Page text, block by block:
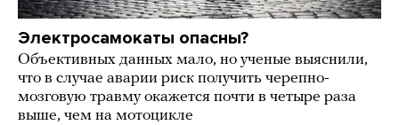
Электросамокаты опасны?
Объективных данных мало, но ученые выяснили,
что в случае аварии риск получить черепно-
мозговую травму окажется почти в четыре раза
выше, чем на мотоцикле